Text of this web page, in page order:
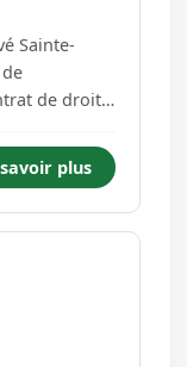
de droit
d'étudiants,
selon
plus